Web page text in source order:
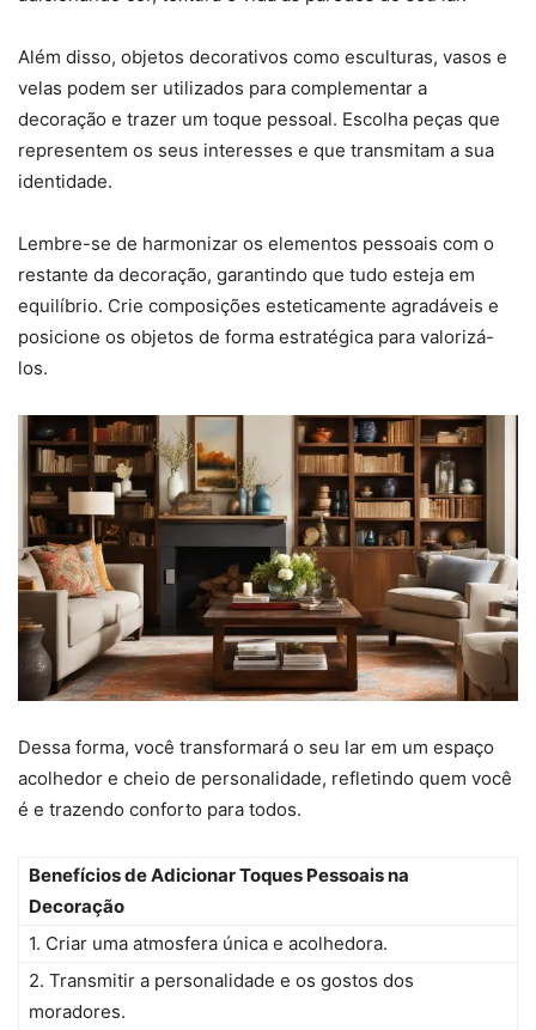
Além disso, objetos decorativos como esculturas, vasos e
velas podem ser utilizados para complementar a
decoração e trazer um toque pessoal. Escolha peças que
representem os seus interesses e que transmitam a sua
identidade.
Lembre-se de harmonizar os elementos pessoais com o
restante da decoração, garantindo que tudo esteja em
equilíbrio. Crie composições esteticamente agradáveis e
posicione os objetos de forma estratégica para valorizá-
los.
Dessa forma, você transformará o seu lar em um espaço
acolhedor e cheio de personalidade, refletindo quem você
é e trazendo conforto para todos.
Benefícios de Adicionar Toques Pessoais na
Decoração
1. Criar uma atmosfera única e acolhedora.
2. Transmitir a personalidade e os gostos dos
moradores.